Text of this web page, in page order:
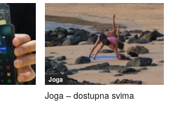
Joga
Joga – dostupna svima